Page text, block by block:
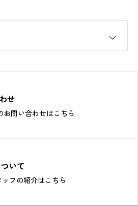
せ
お問い合わせはこちら
いて
フの紹介はこちら